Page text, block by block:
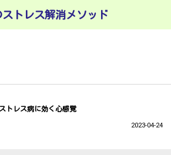
ストレス解消メソッド
ストレス病に効く心感覚
2023-04-24